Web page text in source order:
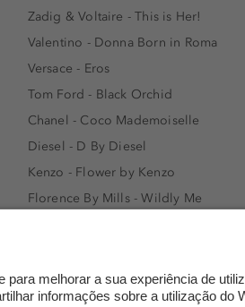
Zadig & Voltaire - This is Her!
Valentino - Donna Born in Roma
Versace - Eros
Tom Ford - Black Orchid
Chanel - Coco Mademoiselle
Diesel - D By Diesel
Kenzo - Flower by Kenzo
Florence By Mills - Wildly Me
Davidoff - Cool Water Men
KHLOÉ KARDASHIAN - Xo Khloè